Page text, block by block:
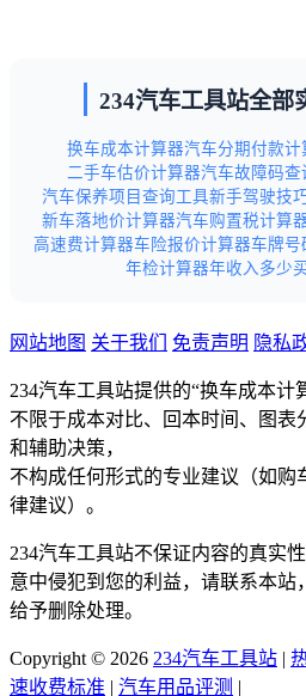
234汽车工具站全部
换车成本计算器汽车分期付款计
二手车估价计算器汽车故障码查
汽车保养项目查询工具新手驾驶技
新车落地价计算器汽车购置税计算
高速费计算器车险报价计算器车牌号
年检计算器年收入多少
网站地图 关于我们 免责声明 隐私
234汽车工具站提供的“换车成本计
不限于成本对比、回本时间、图表
和辅助决策，
不构成任何形式的专业建议（如购
律建议）。
234汽车工具站不保证内容的真实
意中侵犯到您的利益，请联系本站
给予删除处理。
Copyright © 2026 234汽车工具站 |
速收费标准 | 汽车用品评测 |